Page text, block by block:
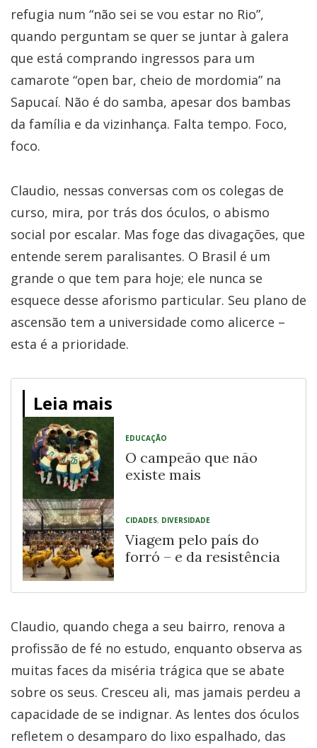
refugia num “não sei se vou estar no Rio”,
quando perguntam se quer se juntar à galera
que está comprando ingressos para um
camarote “open bar, cheio de mordomia” na
Sapucaí. Não é do samba, apesar dos bambas
da família e da vizinhança. Falta tempo. Foco,
foco.
Claudio, nessas conversas com os colegas de
curso, mira, por trás dos óculos, o abismo
social por escalar. Mas foge das divagações, que
entende serem paralisantes. O Brasil é um
grande o que tem para hoje; ele nunca se
esquece desse aforismo particular. Seu plano de
ascensão tem a universidade como alicerce –
esta é a prioridade.
Leia mais
EDUCAÇÃO
O campeão que não
existe mais
CIDADES, DIVERSIDADE
Viagem pelo país do
forró – e da resistência
Claudio, quando chega a seu bairro, renova a
profissão de fé no estudo, enquanto observa as
muitas faces da miséria trágica que se abate
sobre os seus. Cresceu ali, mas jamais perdeu a
capacidade de se indignar. As lentes dos óculos
refletem o desamparo do lixo espalhado, das